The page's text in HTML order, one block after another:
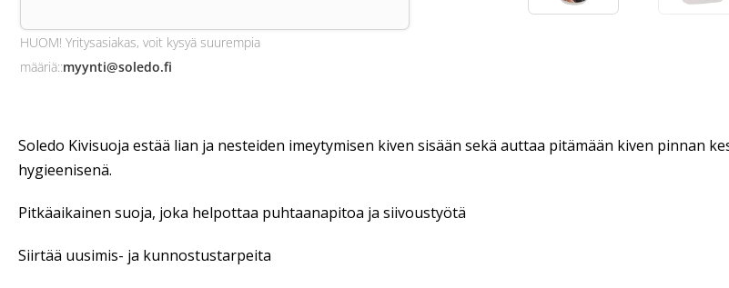
HUOM! Yritysasiakas, voit kysyä suurempia
määriä::myynti@soledo.fi
Soledo Kivisuoja estää lian ja nesteiden imeytymisen kiven sisään sekä auttaa pitämään kiven pinnan
hygieenisenä.
Pitkäaikainen suoja, joka helpottaa puhtaanapitoa ja siivoustyötä
Siirtää uusimis- ja kunnostustarpeita